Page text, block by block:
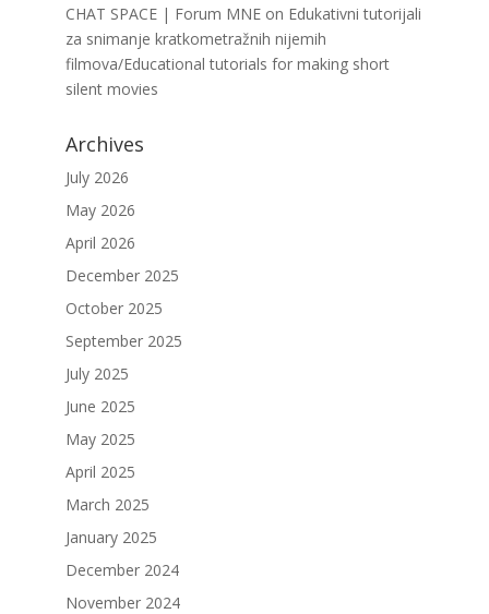
CHAT SPACE | Forum MNEon Edukativni tutorijali
za snimanje kratkometražnih nijemih
filmova/Educational tutorials for making short
silent movies
Archives
July 2026
May 2026
April 2026
December 2025
October 2025
September 2025
July 2025
June 2025
May 2025
April 2025
March 2025
January 2025
December 2024
November 2024